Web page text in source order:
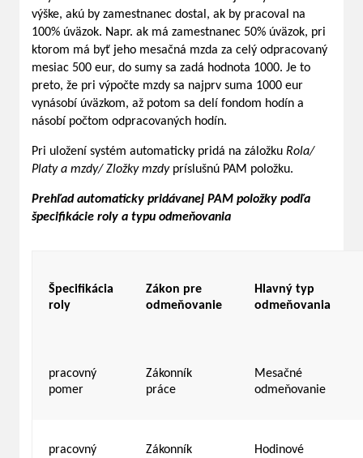
výške, akú by zamestnanec dostal, ak by pracoval na
100% úväzok. Napr. ak má zamestnanec 50% úväzok, pri
ktorom má byť jeho mesačná mzda za celý odpracovaný
mesiac 500 eur, do sumy sa zadá hodnota 1000. Je to
preto, že pri výpočte mzdy sa najprv suma 1000 eur
vynásobí úväzkom, až potom sa delí fondom hodín a
násobí počtom odpracovaných hodín.
Pri uložení systém automaticky pridá na záložku Rola/
Platy a mzdy/ Zložky mzdy príslušnú PAM položku.
Prehľad automaticky pridávanej PAM položky podľa
špecifikácie roly a typu odmeňovania
Špecifikácia
roly
Zákon pre
odmeňovanie
Hlavný typ
odmeňovania
pracovný
pomer
Zákonník
práce
Mesačné
odmeňovanie
pracovný
Zákonník
Hodinové